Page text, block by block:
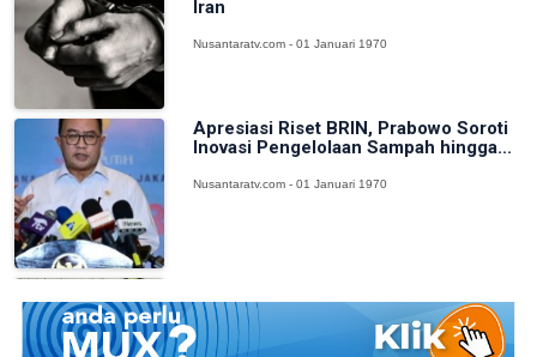
Iran
Nusantaratv.com - 01 Januari 1970
Apresiasi Riset BRIN, Prabowo Soroti
Inovasi Pengelolaan Sampah hingga...
Nusantaratv.com - 01 Januari 1970
Ende, Pengakuan Korban Investasi...
Nusantaratv.com - 01 Januari 1970